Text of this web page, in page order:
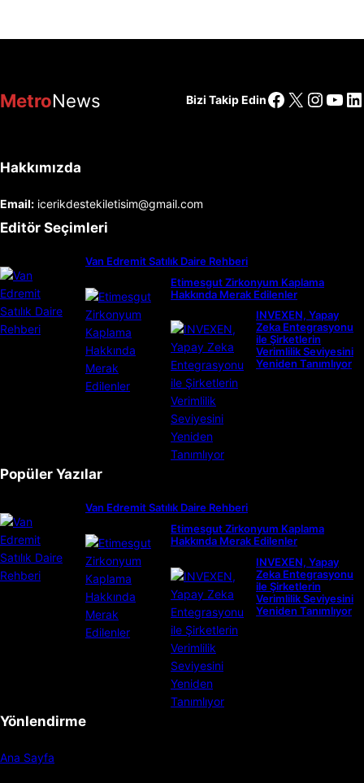
MetroNews Bizi Takip EdinFacebook
X
Hakkımızda
Email: icerikdestekiletisim@gmail.com
Editör Seçimleri
Van Edremit Satılık Daire Rehberi
Etimesgut Zirkonyum Kaplama
Hakkında Merak Edilenler
INVEXEN, Yapay
Zeka Entegrasyonu
ile Şirketlerin
Verimlilik Seviyesini
Yeniden Tanımlıyor
Popüler Yazılar
Van Edremit Satılık Daire Rehberi
Etimesgut Zirkonyum Kaplama
Hakkında Merak Edilenler
INVEXEN, Yapay
Zeka Entegrasyonu
ile Şirketlerin
Verimlilik Seviyesini
Yeniden Tanımlıyor
Yönlendirme
Ana Sayfa